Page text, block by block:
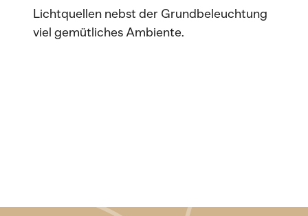
Lichtquellen nebst der Grundbeleuchtung
viel gemütliches Ambiente.